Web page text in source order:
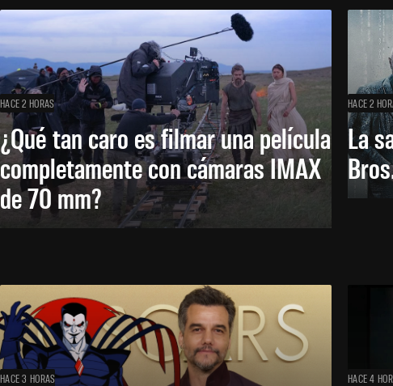
HACE 2 HORAS
¿Qué tan caro es filmar una película
completamente con cámaras IMAX
de 70 mm?
HACE 2
La
HACE 3 HORAS HACE 4